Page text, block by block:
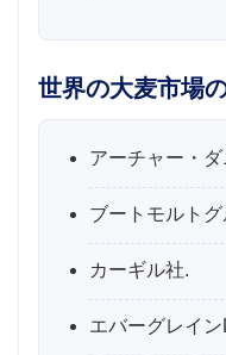
世界の大麦市場
アーチャー・
ブートモルト
カーギル社.
エバーグレイ